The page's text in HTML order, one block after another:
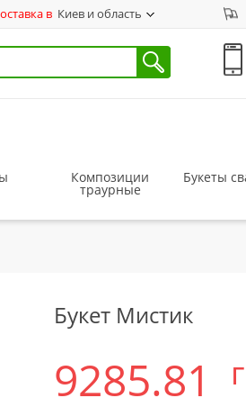
в Киев и область
Композиции
траурные
Букеты
Букет Мистик
9285.81